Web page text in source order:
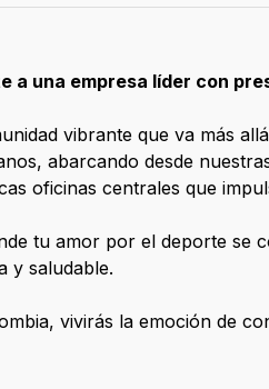
a una empresa líder con
vibrante que va más
abarcando desde
oficinas centrales que
tu amor por el deporte
y saludable.
vivirás la emoción de